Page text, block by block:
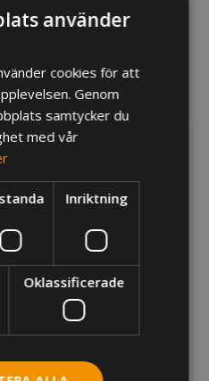
din verksamhet? Vi har
fler funktioner och
använder
cookies för att
Genom
samtycker du
med vår
Inriktning
Oklassificerade